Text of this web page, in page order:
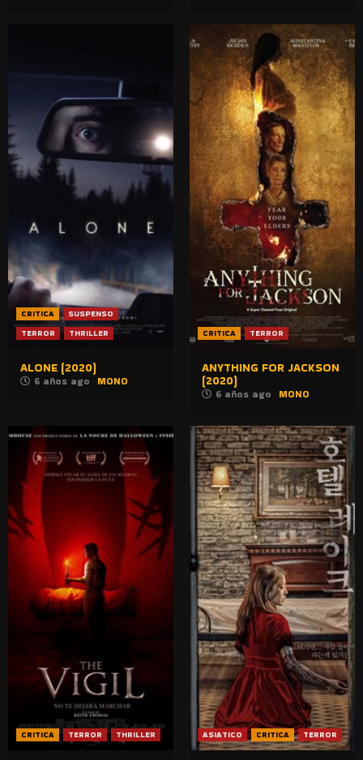
CRITICA
SUSPENSO
TERROR
THRILLER
ALONE (2020)
6 años ago MONO
CRITICA TERROR
ANYTHING FOR JACKSON
(2020)
6 años ago MONO
CRITICA TERROR THRILLER ASIATICO CRITICA TERROR